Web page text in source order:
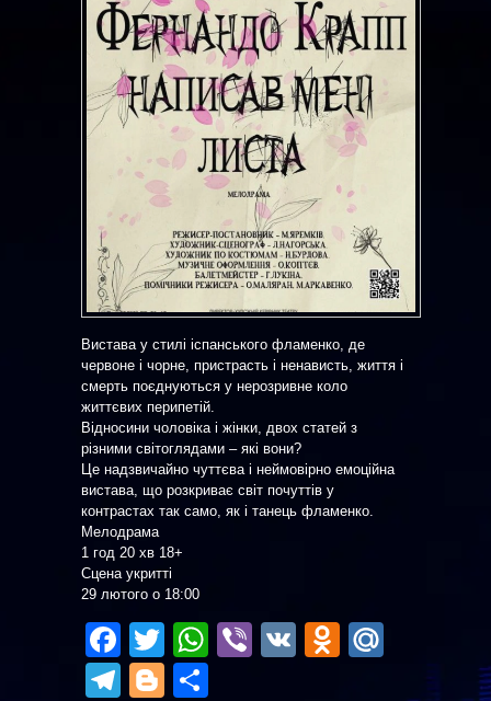
Вистава у стилі іспанського фламенко, де
червоне і чорне, пристрасть і ненависть, життя і
смерть поєднуються у нерозривне коло
життєвих перипетій.
Відносини чоловіка і жінки, двох статей з
різними світоглядами – які вони?
Це надзвичайно чуттєва і неймовірно емоційна
вистава, що розкриває світ почуттів у
контрастах так само, як і танець фламенко.
Мелодрама
1 год 20 хв 18+
Сцена укритті
29 лютого о 18:00
Facebook
TwitterWhatsApp
Viber
VK
Telegram
Blogger